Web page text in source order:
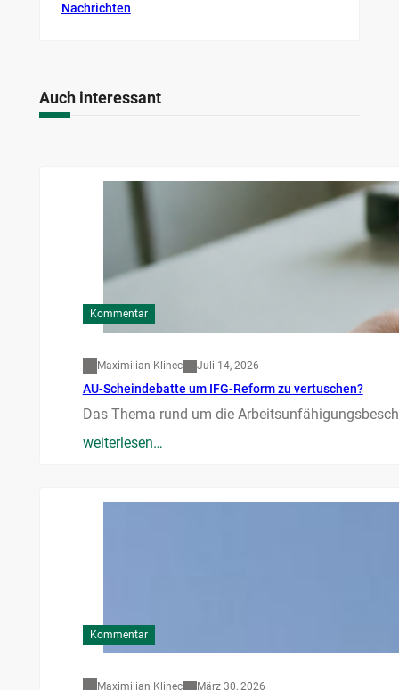
Nachrichten
Auch interessant
Kommentar
Maximilian Klinec Juli 14, 2026
AU-Scheindebatte um IFG-Reform zu vertuschen?
Das Thema rund um die
weiterlesen…
Kommentar
Maximilian Klinec März 30, 2026